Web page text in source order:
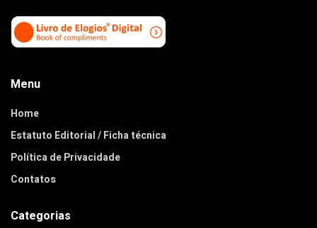
Menu
Home
Estatuto Editorial / Ficha técnica
Política de Privacidade
Contatos
Categorias